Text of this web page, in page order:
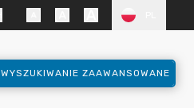
WYSZUKIWANIE ZAAWANSOWANE